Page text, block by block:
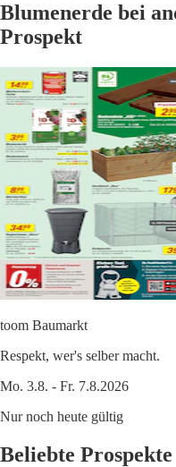
Blumenerde bei
Prospekt
toom Baumarkt
Respekt, wer's selber macht.
Mo. 3.8. - Fr. 7.8.2026
Nur noch heute gültig
Beliebte